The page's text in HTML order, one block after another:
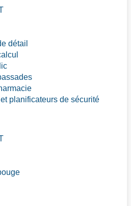
détail
planificateurs de sécurité